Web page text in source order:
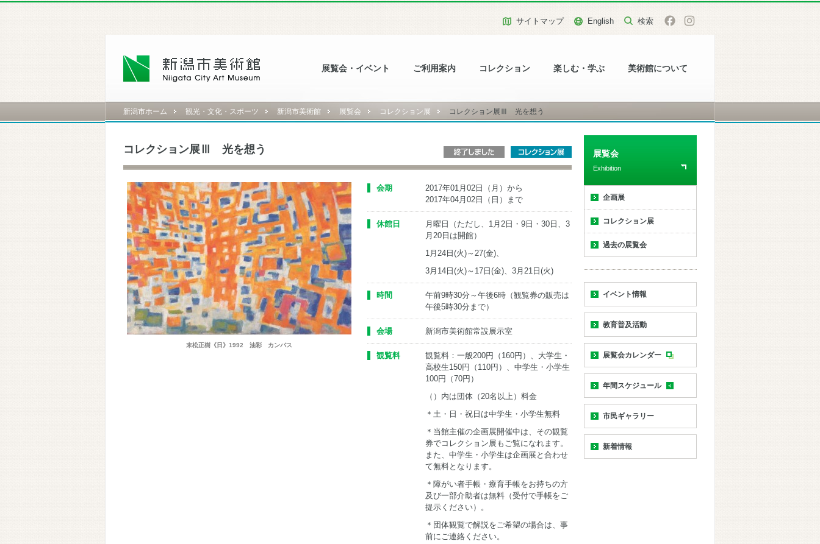
展覧会・イベント ご利用案内 コレクション 楽しむ・学ぶ 美術館について
サイトマップ English
新潟市ホーム 観光・文化・スポーツ 新潟市美術館 展覧会 コレクション展 コレクション展Ⅲ 光を想う
コレクション展Ⅲ 光を想う
末松正樹《日》1992 油彩 カンバス
会期
2017年01月02日（月）から
2017年04月02日（日）まで
休館日
月曜日（ただし、1月2日・9日・30日、3
月20日は開館）
1月24日(火)～27(金)、
3月14日(火)～17日(金)、3月21日(火)
時間
午前9時30分～午後6時（観覧券の販売は
午後5時30分まで）
会場 新潟市美術館常設展示室
観覧料
観覧料：一般200円（160円）、大学生・
高校生150円（110円）、中学生・小学生
100円（70円）
（）内は団体（20名以上）料金
＊土・日・祝日は中学生・小学生無料
＊当館主催の企画展開催中は、その観覧
券でコレクション展もご覧になれます。
また、中学生・小学生は企画展と合わせ
て無料となります。
＊障がい者手帳・療育手帳をお持ちの方
及び一部介助者は無料（受付で手帳をご
提示ください）。
＊団体観覧で解説をご希望の場合は、事
前にご連絡ください。
展覧会
Exhibition
企画展
コレクション展
過去の展覧会
イベント情報
教育普及活動
展覧会カレンダー
年間スケジュール
市民ギャラリー
新着情報